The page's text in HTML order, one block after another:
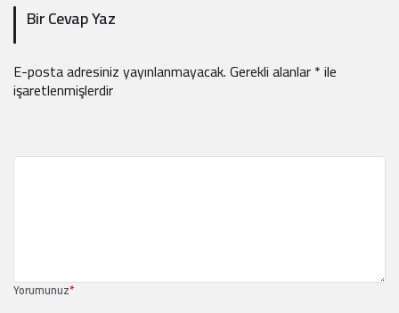
Bir Cevap Yaz
E-posta adresiniz yayınlanmayacak.Gerekli alanlar*ile
işaretlenmişlerdir
Yorumunuz*